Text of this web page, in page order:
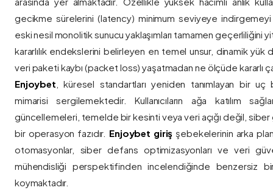
gecikme sürelerini (latency) minimum seviyeye
eski nesil monolitik sunucu yaklaşımları tamamen geçerliliğini
kararlılık endekslerini belirleyen en temel unsur, dinamik yük
veri paketi kaybı (packet loss) yaşatmadan ne ölçüde kararlı
Enjoybet , küresel standartları yeniden tanımlayan bir
mimarisi sergilemektedir. Kullanıcıların ağa katılım
güncellemeleri, temelde bir kesinti veya veri açığı değil, siber
bir operasyon fazıdır. Enjoybet giriş şebekelerinin arka
otomasyonlar, siber defans optimizasyonları ve veri
mühendisliği perspektifinden incelendiğinde benzersiz
koymaktadır.